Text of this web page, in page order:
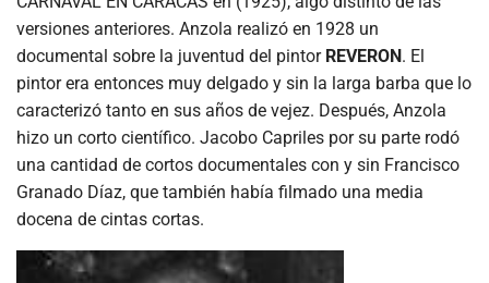
versiones anteriores. Anzola realizó en 1928 un
documental sobre la juventud del pintor REVERON. El
pintor era entonces muy delgado y sin la larga barba que lo
caracterizó tanto en sus años de vejez. Después, Anzola
hizo un corto científico. Jacobo Capriles por su parte rodó
una cantidad de cortos documentales con y sin Francisco
Granado Díaz, que también había filmado una media
docena de cintas cortas.